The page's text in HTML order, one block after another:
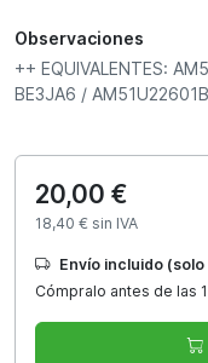
Observaciones
++ EQUIVALENTES:
BE3JA6 /
20,00 €
18,40 € sin IVA
Envío incluido
Cómpralo antes de las